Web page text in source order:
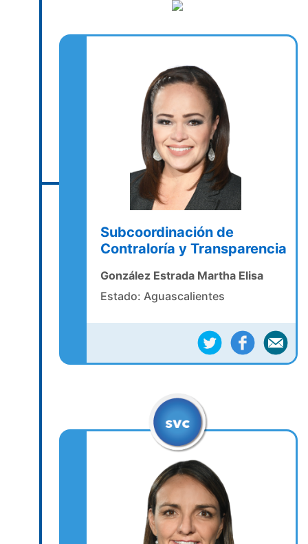
Subcoordinación de
Contraloría y Transparencia
González Estrada Martha Elisa
Estado: Aguascalientes